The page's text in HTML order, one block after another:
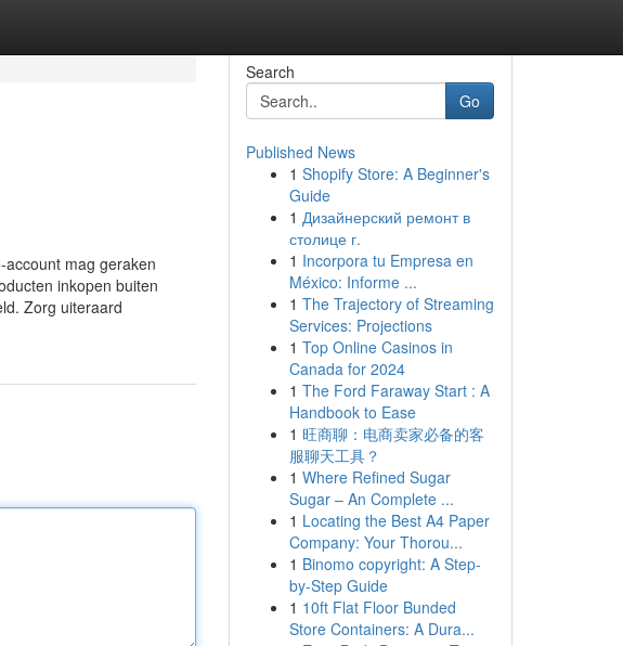
mag geraken
inkopen buiten
Zorg uiteraard
Search
Go
Published News
1 Shopify Store: A Beginner's
Guide
1 Дизайнерский ремонт в
столице г.
1 Incorpora tu Empresa en
México: Informe ...
1 The Trajectory of Streaming
Services: Projections
1 Top Online Casinos in
Canada for 2024
1 The Ford Faraway Start : A
Handbook to Ease
1 旺商聊：电商卖家必备的客
服聊天工具？
1 Where Refined Sugar
Sugar – An Complete ...
1 Locating the Best A4 Paper
Company: Your Thorou...
1 Binomo copyright: A Step-
by-Step Guide
1 10ft Flat Floor Bunded
Store Containers: A Dura...